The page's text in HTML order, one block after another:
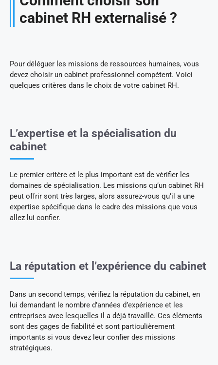
cabinet RH externalisé ?
Pour déléguer les missions de ressources humaines, vous
devez choisir un cabinet professionnel compétent. Voici
quelques critères dans le choix de votre cabinet RH.
L’expertise et la spécialisation du
cabinet
Le premier critère et le plus important est de vérifier les
domaines de spécialisation. Les missions qu’un cabinet RH
peut offrir sont très larges, alors assurez-vous qu’il a une
expertise spécifique dans le cadre des missions que vous
allez lui confier.
La réputation et l’expérience du cabinet
Dans un second temps, vérifiez la réputation du cabinet, en
lui demandant le nombre d’années d’expérience et les
entreprises avec lesquelles il a déjà travaillé. Ces éléments
sont des gages de fiabilité et sont particulièrement
importants si vous devez leur confier des missions
stratégiques.